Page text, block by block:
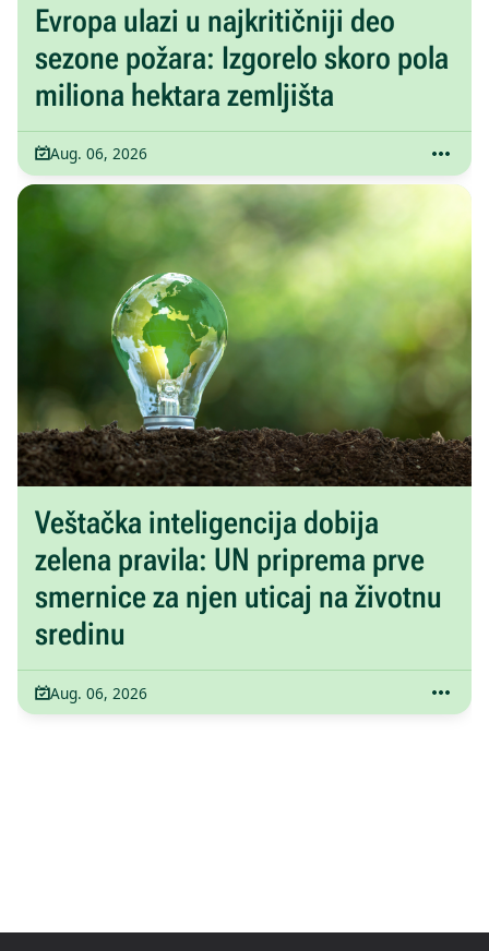
Evropa ulazi u najkritičniji deo
sezone požara: Izgorelo skoro pola
miliona hektara zemljišta
Aug. 06, 2026
Veštačka inteligencija dobija
zelena pravila: UN priprema prve
smernice za njen uticaj na životnu
sredinu
Aug. 06, 2026